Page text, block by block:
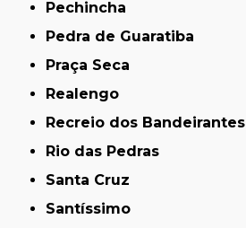
Pechincha
Pedra de Guaratiba
Praça Seca
Realengo
Recreio dos Bandeirantes
Rio das Pedras
Santa Cruz
Santíssimo